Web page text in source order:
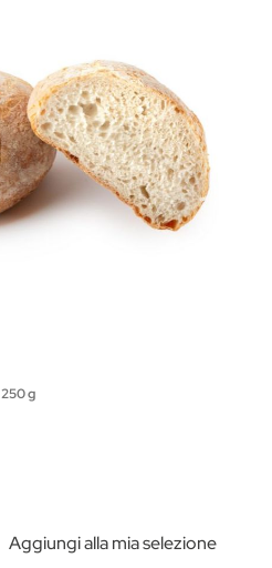
250 g
Aggiungi alla mia selezione